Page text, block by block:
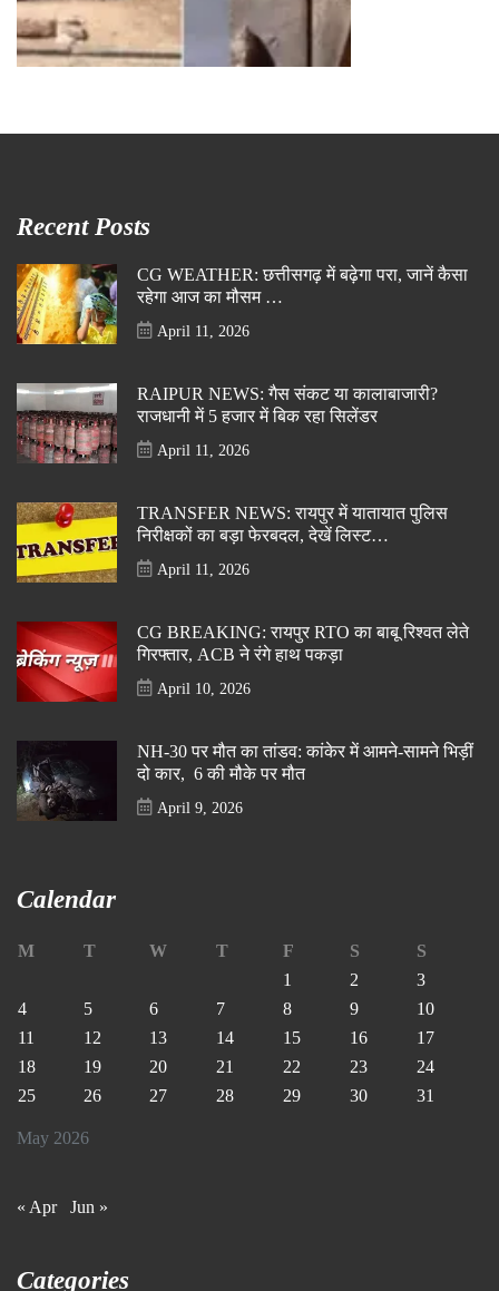
Recent Posts
CG WEATHER: छत्तीसगढ़ में बढ़ेगा परा, जानें कैसा
रहेगा आज का मौसम …
April 11, 2026
RAIPUR NEWS: गैस संकट या कालाबाजारी?
राजधानी में 5 हजार में बिक रहा सिलेंडर
April 11, 2026
TRANSFER NEWS: रायपुर में यातायात पुलिस
निरीक्षकों का बड़ा फेरबदल, देखें लिस्ट…
April 11, 2026
CG BREAKING: रायपुर RTO का बाबू रिश्वत लेते
गिरफ्तार, ACB ने रंगे हाथ पकड़ा
April 10, 2026
NH-30 पर मौत का तांडव: कांकेर में आमने-सामने भिड़ीं
दो कार, 6 की मौके पर मौत
April 9, 2026
Calendar
May 2026
M T W T F S
S
1
2
3
4
5 6 7 8 9
10
11
12 13 14 15 16
17
18
19 20 21 22 23
24
25
26 27 28 29 30 31
« Apr Jun »
Categories